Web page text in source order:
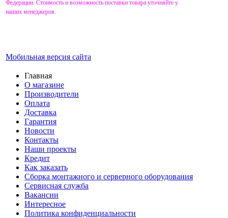
Федерации. Стоимость и возможность поставки товара уточняйте у
наших менеджеров.
Мобильная версия сайта
Главная
О магазине
Производители
Оплата
Доставка
Гарантия
Новости
Контакты
Наши проекты
Кредит
Как заказать
Сборка монтажного и серверного оборудования
Сервисная служба
Вакансии
Интересное
Политика конфиденциальности